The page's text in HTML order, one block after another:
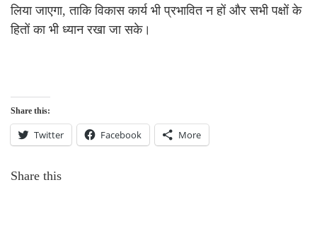
लिया जाएगा, ताकि विकास कार्य भी प्रभावित न हों और सभी पक्षों के
हितों का भी ध्यान रखा जा सके।
Share this:
Twitter Facebook More
Share this